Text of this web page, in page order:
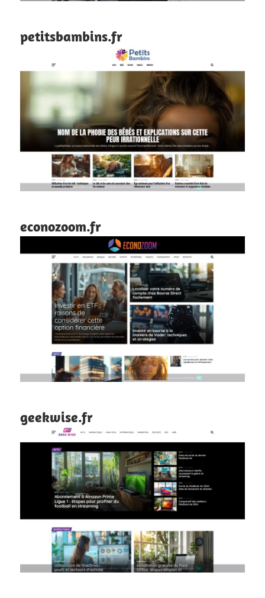
petitsbambins.fr
econozoom.fr
geekwise.fr